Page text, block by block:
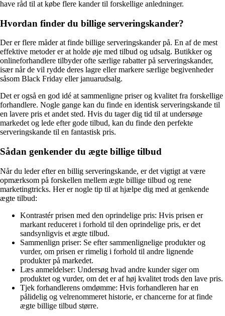
have råd til at købe flere kander til forskellige anledninger.
Hvordan finder du billige serveringskander?
Der er flere måder at finde billige serveringskander på. En af de mest
effektive metoder er at holde øje med tilbud og udsalg. Butikker og
onlineforhandlere tilbyder ofte særlige rabatter på serveringskander,
især når de vil rydde deres lagre eller markere særlige begivenheder
såsom Black Friday eller januarudsalg.
Det er også en god idé at sammenligne priser og kvalitet fra forskellige
forhandlere. Nogle gange kan du finde en identisk serveringskande til
en lavere pris et andet sted. Hvis du tager dig tid til at undersøge
markedet og lede efter gode tilbud, kan du finde den perfekte
serveringskande til en fantastisk pris.
Sådan genkender du ægte billige tilbud
Når du leder efter en billig serveringskande, er det vigtigt at være
opmærksom på forskellen mellem ægte billige tilbud og rene
marketingtricks. Her er nogle tip til at hjælpe dig med at genkende
ægte tilbud:
Kontrastér prisen med den oprindelige pris: Hvis prisen er
markant reduceret i forhold til den oprindelige pris, er det
sandsynligvis et ægte tilbud.
Sammenlign priser: Se efter sammenlignelige produkter og
vurder, om prisen er rimelig i forhold til andre lignende
produkter på markedet.
Læs anmeldelser: Undersøg hvad andre kunder siger om
produktet og vurder, om det er af høj kvalitet trods den lave pris.
Tjek forhandlerens omdømme: Hvis forhandleren har en
pålidelig og velrenommeret historie, er chancerne for at finde
ægte billige tilbud større.